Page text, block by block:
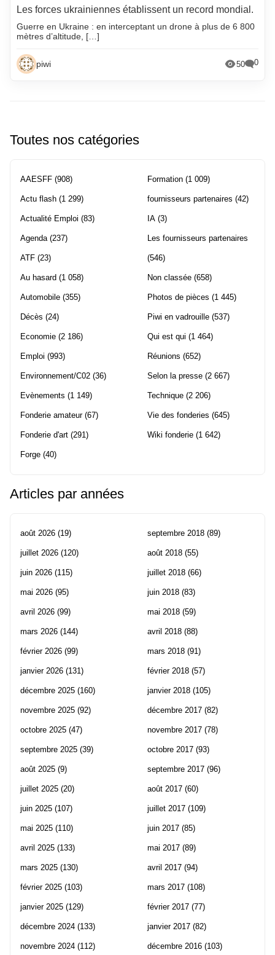
Les forces ukrainiennes établissent un record mondial.
Guerre en Ukraine : en interceptant un drone à plus de 6 800
mètres d’altitude, […]
piwi 50 0
Toutes nos catégories
AAESFF (908)
Actu flash (1 299)
Actualité Emploi (83)
Agenda(237)
ATF (23)
Au hasard (1 058)
Automobile (355)
Décès (24)
Economie (2 186)
Emploi (993)
Environnement/C02 (36)
Evènements (1 149)
Fonderie amateur(67)
Fonderie d'art (291)
Forge (40)
Formation (1 009)
fournisseurs partenaires (42)
IA (3)
Les fournisseurs partenaires
(546)
Non classée (658)
Photos de pièces (1 445)
Piwi en vadrouille (537)
Qui est qui (1 464)
Réunions (652)
Selon la presse (2 667)
Technique (2 206)
Vie des fonderies (645)
Wiki fonderie (1 642)
Articles par années
août 2026 (19)
juillet 2026 (120)
juin 2026 (115)
mai 2026 (95)
avril 2026 (99)
mars 2026 (144)
février 2026 (99)
janvier 2026 (131)
décembre 2025 (160)
novembre 2025 (92)
octobre 2025 (47)
septembre 2025 (39)
août 2025 (9)
juillet 2025 (20)
juin 2025 (107)
mai 2025 (110)
avril 2025 (133)
mars 2025 (130)
février 2025 (103)
janvier 2025 (129)
décembre 2024 (133)
novembre 2024 (112)
septembre 2018 (89)
août 2018 (55)
juillet 2018 (66)
juin 2018 (83)
mai 2018 (59)
avril 2018 (88)
mars 2018 (91)
février 2018 (57)
janvier 2018 (105)
décembre 2017 (82)
novembre 2017 (78)
octobre 2017 (93)
septembre 2017 (96)
août 2017 (60)
juillet 2017 (109)
juin 2017 (85)
mai 2017 (89)
avril 2017 (94)
mars 2017 (108)
février 2017 (77)
janvier 2017 (82)
décembre 2016 (103)